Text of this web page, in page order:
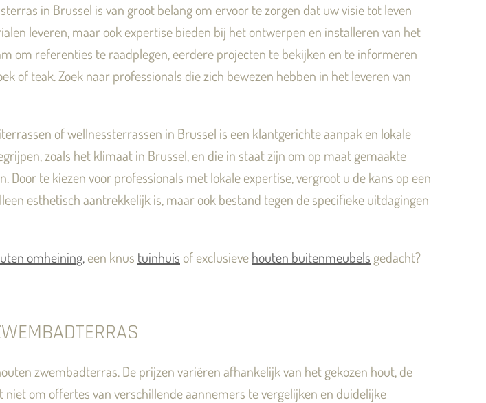
in Brussel is van groot belang om ervoor te zorgen dat uw visie tot leven
leveren, maar ook expertise bieden bij het ontwerpen en installeren van het
om referenties te raadplegen, eerdere projecten te bekijken en te informeren
of teak. Zoek naar professionals die zich bewezen hebben in het leveren van
of wellnessterrassen in Brussel is een klantgerichte aanpak en lokale
zoals het klimaat in Brussel, en die in staat zijn om op maat gemaakte
te kiezen voor professionals met lokale expertise, vergroot u de kans op een
esthetisch aantrekkelijk is, maar ook bestand tegen de specifieke uitdagingen
omheining,een knus tuinhuis of exclusievehouten buitenmeubels gedacht?
zwembadterras. De prijzen variëren afhankelijk van het gekozen hout, de
om offertes van verschillende aannemers te vergelijken en duidelijke